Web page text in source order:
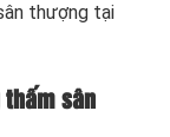
thượng tại
thấm sân